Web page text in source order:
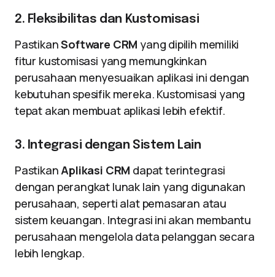
2. Fleksibilitas dan Kustomisasi
PastikanSoftware CRM yang dipilih memiliki
fitur kustomisasi yang memungkinkan
perusahaan menyesuaikan aplikasi ini dengan
kebutuhan spesifik mereka. Kustomisasi yang
tepat akan membuat aplikasi lebih efektif.
3. Integrasi dengan Sistem Lain
PastikanAplikasi CRM dapat terintegrasi
dengan perangkat lunak lain yang digunakan
perusahaan, seperti alat pemasaran atau
sistem keuangan. Integrasi ini akan membantu
perusahaan mengelola data pelanggan secara
lebih lengkap.